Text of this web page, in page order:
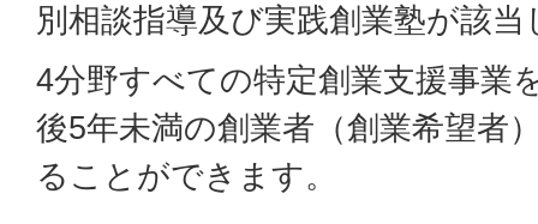
別相談指導及び実践創業塾が該当
4分野すべての特定創業支援事業
後5年未満の創業者（創業希望者
ることができます。